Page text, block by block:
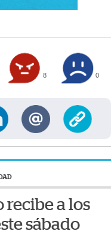
8 0
recibe a los
sábado